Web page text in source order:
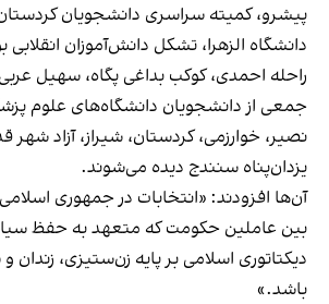
پیشرو، کمیته سراسری دانشجویان
دانشگاه الزهرا، تشکل دانش‌آموزان انقلابی
راحله احمدی، کوکب بداغی پگاه، سهیل
جمعی از دانشجویان دانشگاه‌های علوم
نصیر، خوارزمی، کردستان، شیراز، آزاد
یزدان‌پناه سنندج دیده می‌شوند.
آن‌ها افزودند: «انتخابات در جمهوری
بین عاملین حکومت که متعهد به حفظ
دیکتاتوری اسلامی بر پایه زن‌ستیزی،
باشد.»